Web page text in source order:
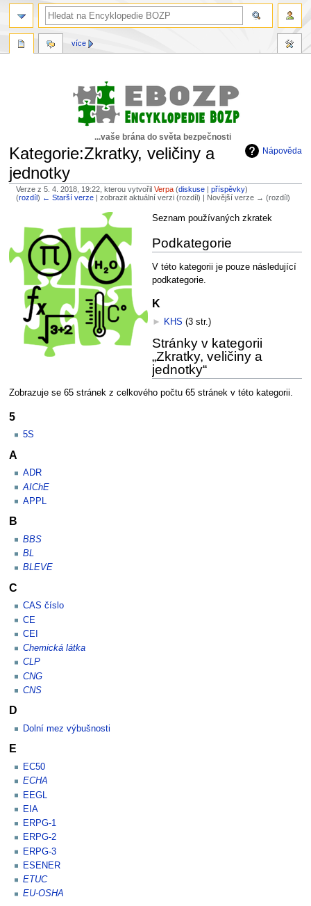
...vaše brána do světa bezpečnosti
Nápověda
Kategorie:Zkratky, veličiny a
jednotky
Verze z 5. 4. 2018, 19:22, kterou vytvořilVerpa (diskuse |příspěvky)
(rozdíl) ← Starší verze | zobrazit aktuální verzi (rozdíl) | Novější verze → (rozdíl)
navigaci
vyhledávání
Seznam používaných zkratek
Podkategorie
V této kategorii je pouze následující
podkategorie.
K
► KHS ‎(3 str.)
Stránky v kategorii
„Zkratky, veličiny a
jednotky“
Zobrazuje se 65 stránek z celkového počtu 65 stránek v této kategorii.
5
5S
A
ADR
AIChE
APPL
B
BBS
BL
BLEVE
C
CAS číslo
CE
CEI
Chemická látka
CLP
CNG
CNS
D
Dolní mez výbušnosti
E
EC50
ECHA
EEGL
EIA
ERPG-1
ERPG-2
ERPG-3
ESENER
ETUC
EU-OSHA
více